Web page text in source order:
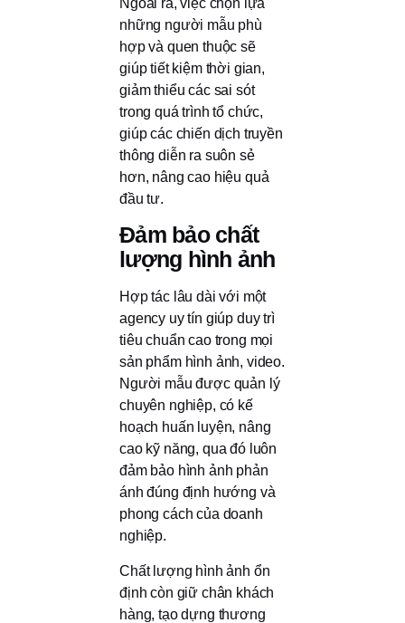
những người mẫu phù
hợp và quen thuộc sẽ
giúp tiết kiệm thời gian,
giảm thiểu các sai sót
trong quá trình tổ chức,
giúp các chiến dịch truyền
thông diễn ra suôn sẻ
hơn, nâng cao hiệu quả
đầu tư.
Đảm bảo chất
lượng hình ảnh
Hợp tác lâu dài với một
agency uy tín giúp duy trì
tiêu chuẩn cao trong mọi
sản phẩm hình ảnh, video.
Người mẫu được quản lý
chuyên nghiệp, có kế
hoạch huấn luyện, nâng
cao kỹ năng, qua đó luôn
đảm bảo hình ảnh phản
ánh đúng định hướng và
phong cách của doanh
nghiệp.
Chất lượng hình ảnh ổn
định còn giữ chân khách
hàng, tạo dựng thương